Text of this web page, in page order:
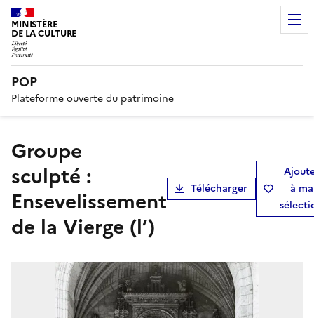
MINISTÈRE
DE LA CULTURE
POP
Plateforme ouverte du patrimoine
groupe
sculpté :
Ensevelissement
de la Vierge (l’)
Télécharger
à ma